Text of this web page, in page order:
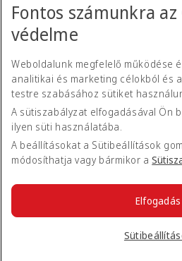
Hozzáférhetőségi nyilatkozat
Kapcsolat
Adatvédelmi irányelvek
Felhasználási feltételek
Cookie-szabályzat
Kiberbiztonság
© 2026 The Emirates Group. Minden
Fontos számunkra
védelme
Weboldalunk megfelelő működése
analitikai és marketing célokból és
testre szabásához sütiket
A sütiszabályzat elfogadásával Ön
ilyen süti használatába.
A beállításokat a Sütibeállítások
módosíthatja vagy bármikor a
Elfogadás